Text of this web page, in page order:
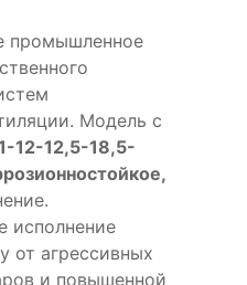
промышленное
Модель с
12-12,5-18,5-
исполнение
от агрессивных
и повышенной